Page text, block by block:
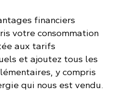
financiers
votre consommation
aux tarifs
et ajoutez tous les
y compris
qui nous est vendu.